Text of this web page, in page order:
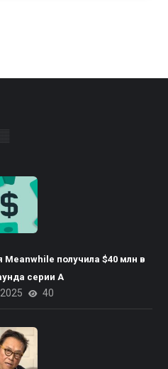
Meanwhile получила $40 млн в
серии А
40